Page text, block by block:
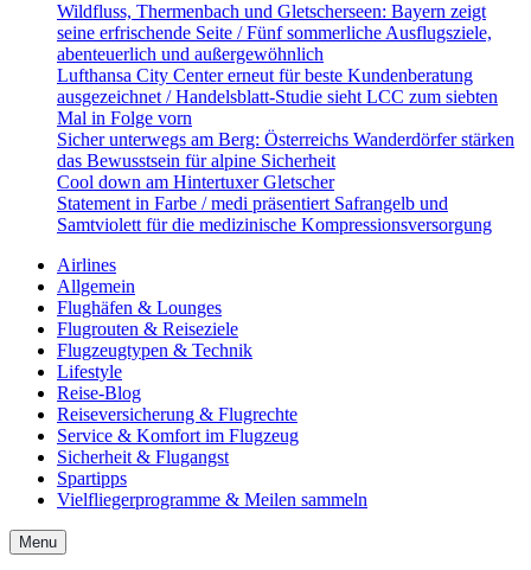
Wildfluss, Thermenbach und Gletscherseen: Bayern zeigt
seine erfrischende Seite / Fünf sommerliche Ausflugsziele,
abenteuerlich und außergewöhnlich
Lufthansa City Center erneut für beste Kundenberatung
ausgezeichnet / Handelsblatt-Studie sieht LCC zum siebten
Mal in Folge vorn
Sicher unterwegs am Berg: Österreichs Wanderdörfer stärken
das Bewusstsein für alpine Sicherheit
Cool down am Hintertuxer Gletscher
Statement in Farbe / medi präsentiert Safrangelb und
Samtviolett für die medizinische Kompressionsversorgung
Airlines
Allgemein
Flughäfen & Lounges
Flugrouten & Reiseziele
Flugzeugtypen & Technik
Lifestyle
Reise-Blog
Reiseversicherung & Flugrechte
Service & Komfort im Flugzeug
Sicherheit & Flugangst
Spartipps
Vielfliegerprogramme & Meilen sammeln
Menu